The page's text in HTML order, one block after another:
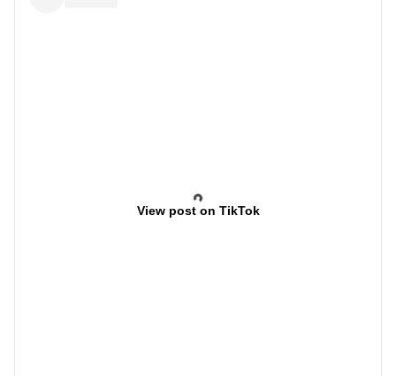
View post on TikTok